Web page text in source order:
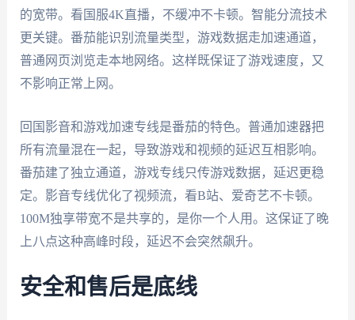
的宽带。看国服4K直播，不缓冲不卡顿。智能分流技术
更关键。番茄能识别流量类型，游戏数据走加速通道，
普通网页浏览走本地网络。这样既保证了游戏速度，又
不影响正常上网。
回国影音和游戏加速专线是番茄的特色。普通加速器把
所有流量混在一起，导致游戏和视频的延迟互相影响。
番茄建了独立通道，游戏专线只传游戏数据，延迟更稳
定。影音专线优化了视频流，看B站、爱奇艺不卡顿。
100M独享带宽不是共享的，是你一个人用。这保证了晚
上八点这种高峰时段，延迟不会突然飙升。
安全和售后是底线